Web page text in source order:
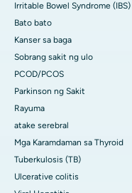
Irritable Bowel Syndrome (IBS)
Bato bato
Kanser sa baga
Sobrang sakit ng ulo
PCOD/PCOS
Parkinson ng Sakit
Rayuma
atake serebral
Mga Karamdaman sa Thyroid
Tuberkulosis (TB)
Ulcerative colitis